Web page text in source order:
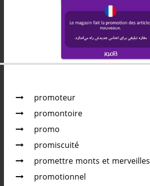
promoteur
promontoire
promo
promiscuité
promettre monts et merveilles
promotionnel